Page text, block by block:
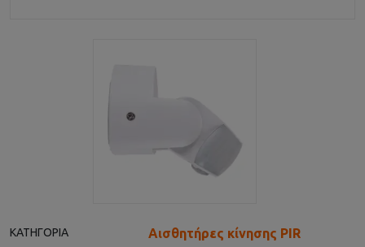
ΚΑΤΗΓΟΡΊΑ Αισθητήρες κίνησης PIR